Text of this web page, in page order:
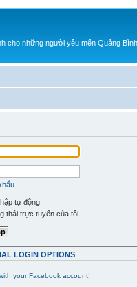
cho những người yêu mến Quảng Bình
tự động
thái trực tuyến của tôi
LOGIN OPTIONS